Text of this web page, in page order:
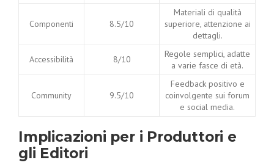
Componenti 8.5/10
Materiali di qualità
superiore, attenzione ai
dettagli.
Accessibilità 8/10
Regole semplici, adatte
a varie fasce di età.
Community 9.5/10
Feedback positivo e
coinvolgente sui forum
e social media.
Implicazioni per i Produttori e
gli Editori